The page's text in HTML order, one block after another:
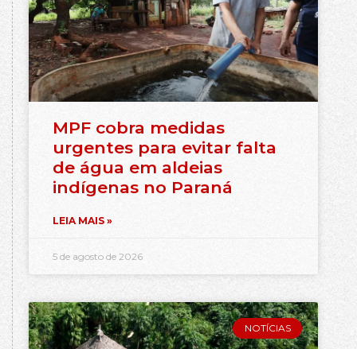
MPF cobra medidas
urgentes para evitar falta
de água em aldeias
indígenas no Paraná
LEIA MAIS »
5 de agosto de 2026
NOTÍCIAS